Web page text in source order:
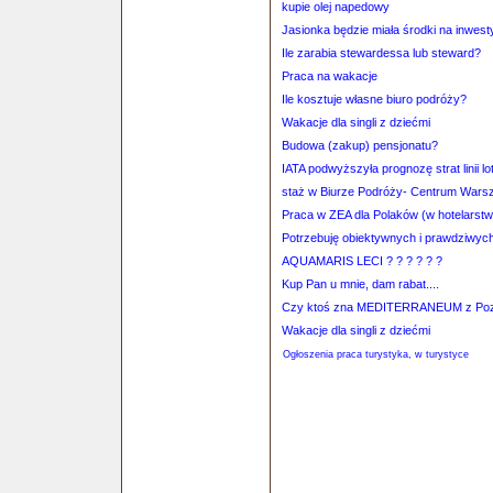
kupie olej napedowy
Jasionka będzie miała środki na
Ile zarabia stewardessa lub steward?
Praca na wakacje
Ile kosztuje własne biuro podróży?
Wakacje dla singli z dziećmi
Budowa (zakup) pensjonatu?
IATA podwyższyła prognozę strat linii
staż w Biurze Podróży- Centrum
Praca w ZEA dla Polaków (w
Potrzebuję obiektywnych i
AQUAMARIS LECI ? ? ? ? ? ?
Kup Pan u mnie, dam rabat....
Czy ktoś zna MEDITERRANEUM z
Wakacje dla singli z dziećmi
Ogłoszenia praca turystyka, w turystyce